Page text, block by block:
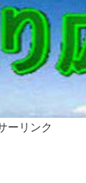
ーリンク